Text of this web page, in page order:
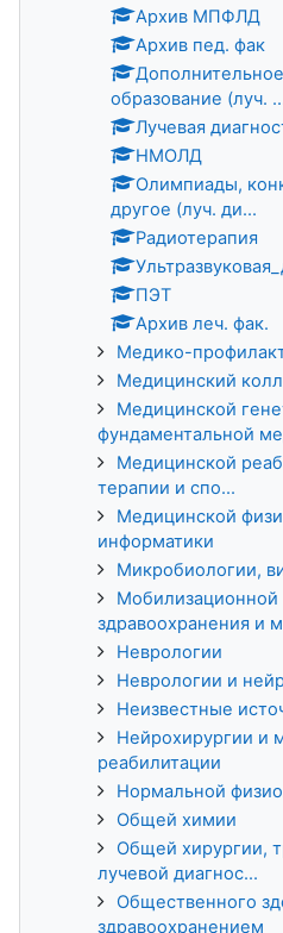
Архив МПФЛД
Архив пед. фак
образование (луч.
Лучевая
НМОЛД
Олимпиады,
другое (луч. ди...
Радиотерапия
ПЭТ
Архив леч. фак.
Медико-
Медицинский
Медицинской
фундаментальной
Медицинской
терапии и спо...
Медицинской
информатики
Микробиологии,
Мобилизационной
здравоохранения и
Неврологии
Неврологии и
Неизвестные
Нейрохирургии и
реабилитации
Нормальной
Общей химии
Общей хирургии,
лучевой диагнос...
Общественного
здравоохранением